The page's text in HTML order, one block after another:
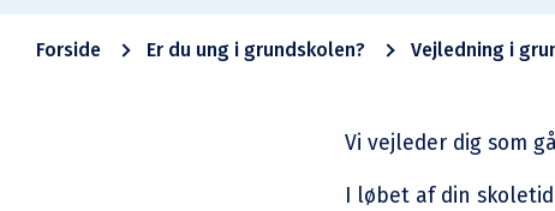
Forside Er du ung i grundskolen? Vejledning i
Vi vejleder dig som
I løbet af din